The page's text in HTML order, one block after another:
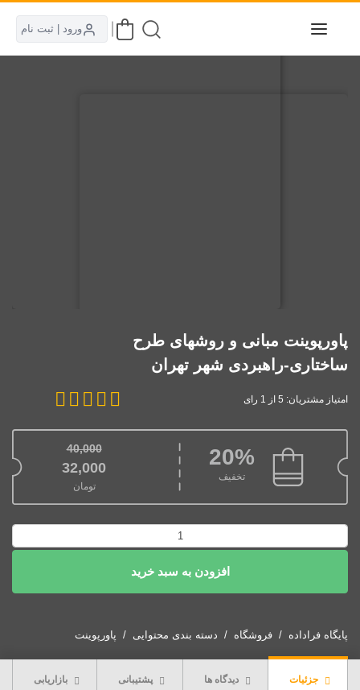
ورود | ثبت نام
پاورپوینت مبانی و روشهای طرح
ساختاری-راهبردی شهر تهران
امتیاز مشتریان: 5 از 1 رای
20%
تخفیف
40,000
قیمت اصلی: 40,000تومان بود.
32,000
تومان
قیمت فعلی: 32,000تومان.
مبانی
روشهای
ساختاری-
تهران
افزودن به سبد خرید
پایگاه فراداده فروشگاه دسته بندی محتوایی پاورپوینت
جزئیات دیدگاه ها پشتیبانی بازاریابی